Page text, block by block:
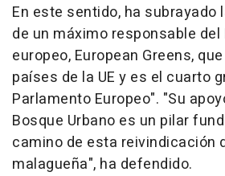
En este sentido, ha
de un máximo responsable del
europeo, European Greens,
países de la UE y es el cuarto
Parlamento Europeo". "Su
Bosque Urbano es un pilar
camino de esta reivindicación
malagueña", ha defendido.